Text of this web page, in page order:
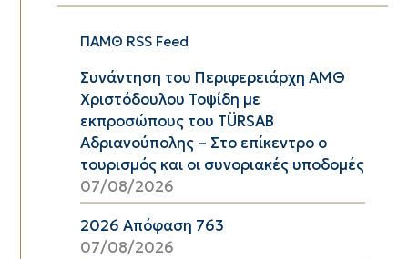
ΠΑΜΘ RSS Feed
Συνάντηση του Περιφερειάρχη ΑΜΘ
Χριστόδουλου Τοψίδη με
εκπροσώπους του TÜRSAB
Αδριανούπολης – Στο επίκεντρο ο
τουρισμός και οι συνοριακές υποδομές
07/08/2026
2026 Απόφαση 763
07/08/2026